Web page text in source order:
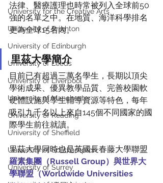
University for the Creative Arts
University of Brighton
University of Edinburgh
University of Leeds
University of Liverpool
University of Manchester
University of Reading
University of Sheffield
University of Southampton
University of Surrey
法律、醫療護理也時常被列入全球前50
強的名單之中。在地質、海洋科學排名
更為全球15名內。
里茲大學簡介
目前已有超過三萬名學生，長期以頂尖
學術成果、優異教學品質、完善校園軟
硬體設施與學生輔導資源等特色，每年
吸引九千名以上來自145個不同國家的國
際學生前往就讀。
里茲大學同時也是英國長春藤大學聯盟
羅素集團（Russell Group）與世界大
學聯盟（Worldwide Universities